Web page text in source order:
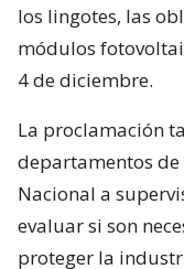
los lingotes, las
módulos
4 de diciembre.
La proclamación
departamentos de
Nacional a
evaluar si son
proteger la